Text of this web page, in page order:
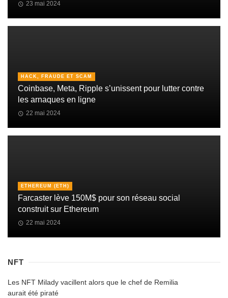
23 mai 2024
HACK, FRAUDE ET SCAM
Coinbase, Meta, Ripple s’unissent pour lutter contre
les arnaques en ligne
22 mai 2024
ETHEREUM (ETH)
Farcaster lève 150M$ pour son réseau social
construit sur Ethereum
22 mai 2024
NFT
Les NFT Milady vacillent alors que le chef de Remilia
aurait été piraté